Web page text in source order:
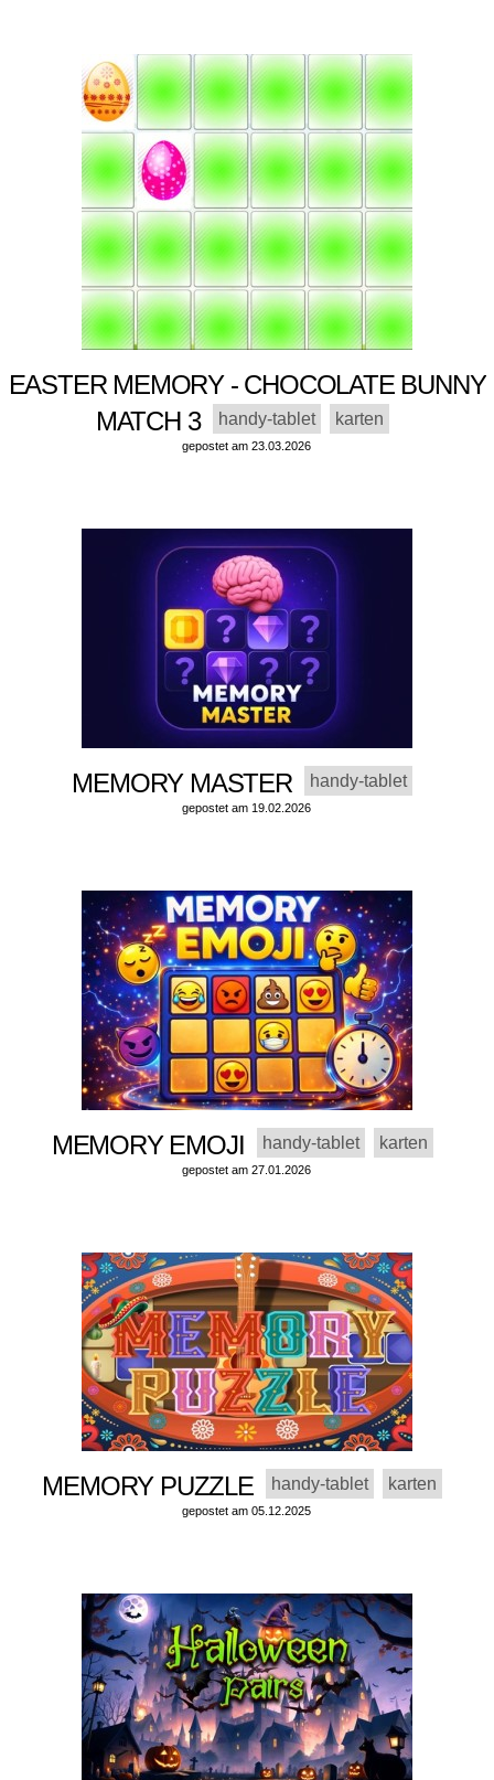
EASTER MEMORY - CHOCOLATE BUNNY
MATCH 3
handy-tablet karten
gepostet am 23.03.2026
MEMORY MASTER handy-tablet
gepostet am 19.02.2026
MEMORY EMOJI handy-tablet karten
gepostet am 27.01.2026
MEMORY PUZZLE handy-tablet karten
gepostet am 05.12.2025